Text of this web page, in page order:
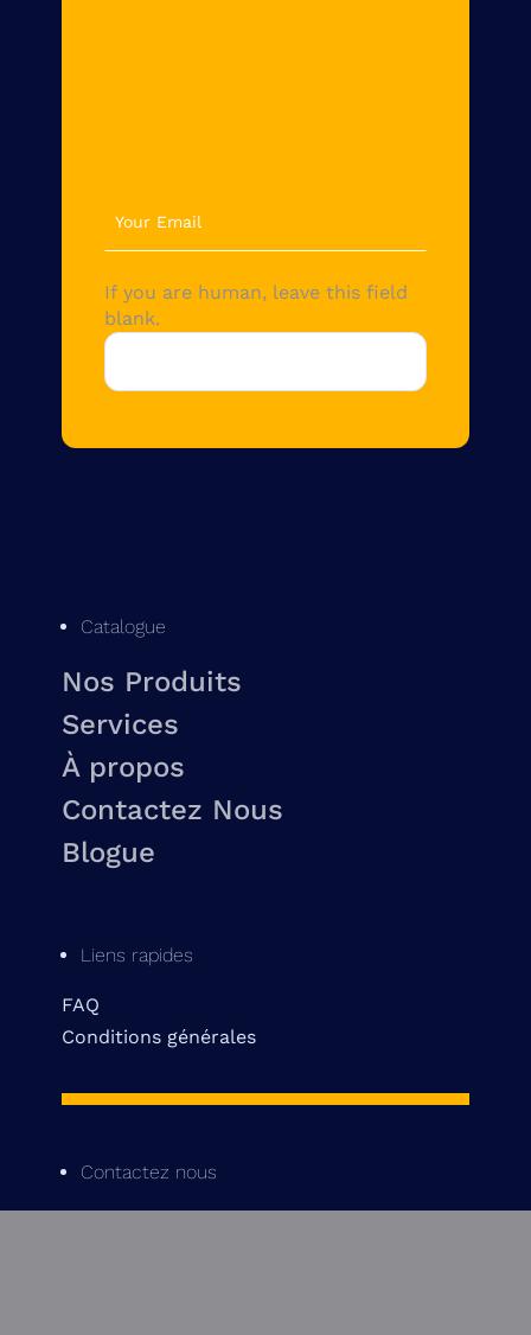
Catalogue
Nos Produits
Services
À propos
Contactez Nous
Blogue
Liens rapides
FAQ
Conditions générales
Contactez nous
If you are human, leave this field
blank.